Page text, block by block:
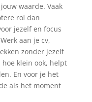
waarde. Vaak
rol dan
jezelf en focus
aan je cv,
zonder jezelf
klein ook, helpt
En voor je het
als het moment